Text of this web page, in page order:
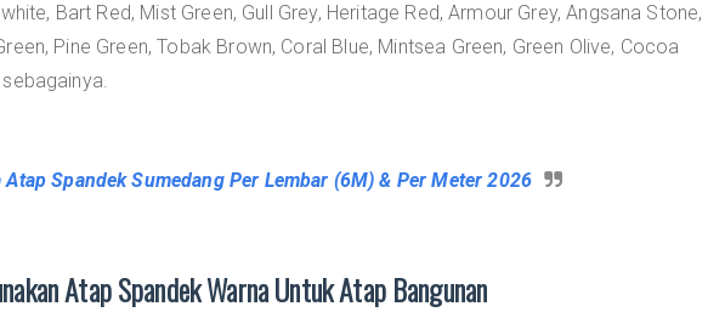
Bart Red, Mist Green, Gull Grey, Heritage Red, Armour Grey, Angsana Stone,
Pine Green, Tobak Brown, Coral Blue, Mintsea Green, Green Olive, Cocoa
Atap Spandek Sumedang Per Lembar (6M) & Per Meter 2026
Atap Spandek Warna Untuk Atap Bangunan